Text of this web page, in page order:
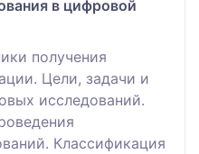
в цифровой
получения
Цели, задачи и
исследований.
Классификация